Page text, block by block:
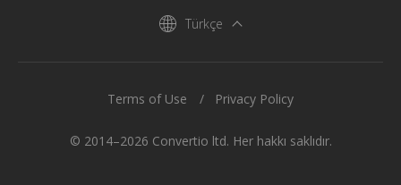
Türkçe
© 2014–2026 Convertio ltd. Her hakkı saklıdır.
Terms of Use Privacy Policy